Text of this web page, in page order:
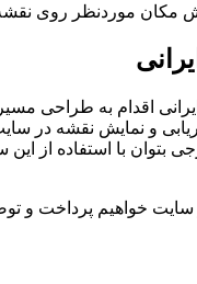
مکان موردنظر روی
اقدام به طراحی
و نمایش نقشه در
با استفاده از
سایت خواهیم پرداخت و